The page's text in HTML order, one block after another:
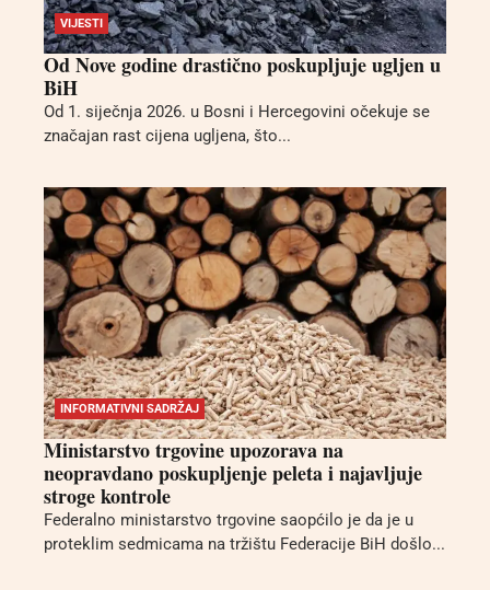
VIJESTI
Od Nove godine drastično poskupljuje ugljen u
BiH
Od 1. siječnja 2026. u Bosni i Hercegovini očekuje se
značajan rast cijena ugljena, što...
INFORMATIVNI SADRŽAJ
Ministarstvo trgovine upozorava na
neopravdano poskupljenje peleta i najavljuje
stroge kontrole
Federalno ministarstvo trgovine saopćilo je da je u
proteklim sedmicama na tržištu Federacije BiH došlo...